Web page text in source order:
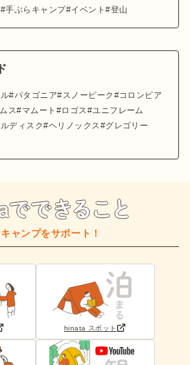
手ぶらキャンプ イベント 登山
パタゴニア スノーピーク
コロンビア
ス マムート ロゴス
ユニフレーム
ルディスク ヘリノックス
グレゴリー
ャンプをサポート！
hinata スポット